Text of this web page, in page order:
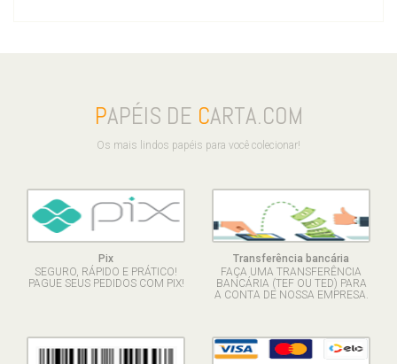
PAPÉIS DE CARTA.COM
Os mais lindos papéis para você colecionar!
Pix
SEGURO, RÁPIDO E PRÁTICO!
PAGUE SEUS PEDIDOS COM PIX!
Transferência bancária
FAÇA UMA TRANSFERÊNCIA
BANCÁRIA (TEF OU TED) PARA
A CONTA DE NOSSA EMPRESA.